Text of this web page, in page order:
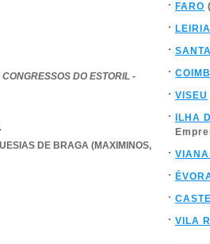
DO ESTORIL -
DE BRAGA (MAXIMINOS,
FARO
LEIRIA
VISEU
ILHA
VILA